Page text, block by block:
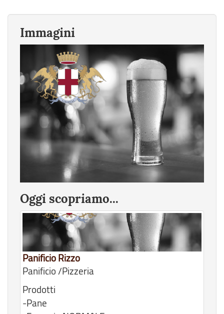
Immagini
Oggi scopriamo...
Panificio Rizzo
Panificio /Pizzeria
Prodotti
-Pane